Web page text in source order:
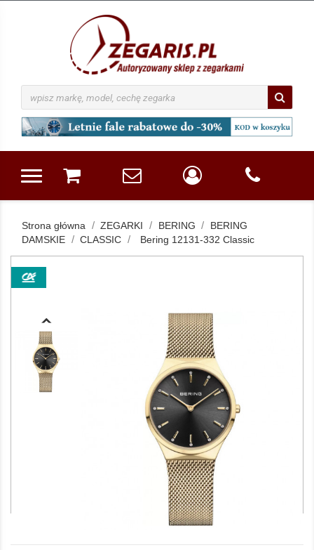
Strona główna ZEGARKI BERING
BERING
DAMSKIE
CLASSIC Bering 12131-332 Classic